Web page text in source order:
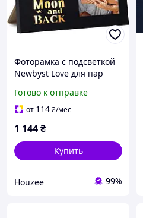
Фоторамка с подсветкой
Newbyst Love для пар
надписью Я люблю тебя
до Луны и обратно
Готово к отправке
от 114₴/мес
1 144₴
Купить
Houzee 99%